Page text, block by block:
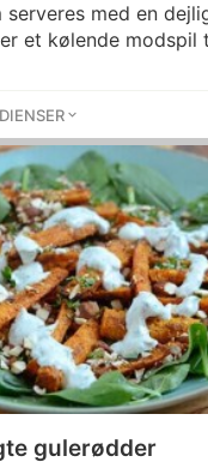
med en
et kølende modspil
gulerødder